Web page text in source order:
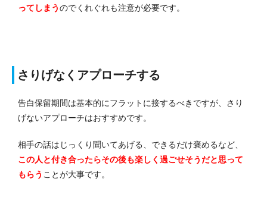
ってしまうのでくれぐれも注意が必要です。
さりげなくアプローチする
告白保留期間は基本的にフラットに接するべきですが、さり
げないアプローチはおすすめです。
相手の話はじっくり聞いてあげる、できるだけ褒めるなど、
この人と付き合ったらその後も楽しく過ごせそうだと思って
もらう ことが大事です。